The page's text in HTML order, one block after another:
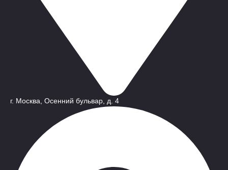
г. Москва, Осенний бульвар, д. 4